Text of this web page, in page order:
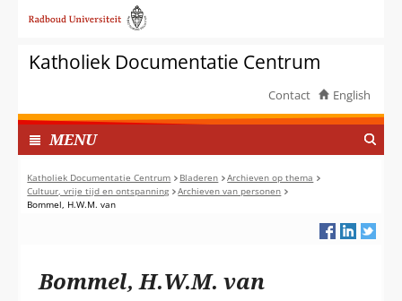
het
van
cookies
deze
website
worden
toegestaan
of
geweigerd.
naar
inhoudKatholiek Documentatie Centrum
Contact English
MENUI
N
G
E
K
T
Katholiek Documentatie Centrum Bladeren
Archieven op thema
Cultuur, vrije tijd en ontspanning
Archieven van personen
Bommel, H.W.M. van
Bommel, H.W.M. van